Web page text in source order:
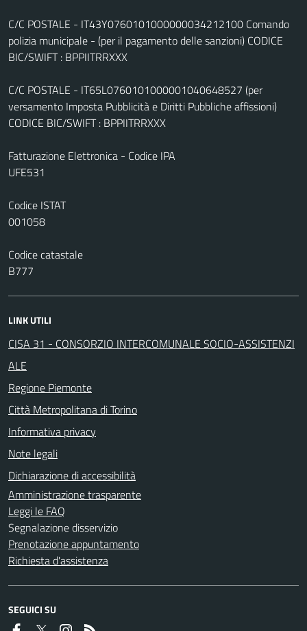
C/C POSTALE - IT43Y0760101000000034212100 Comando
polizia municipale - (per il pagamento delle sanzioni) CODICE
BIC/SWIFT : BPPIITRRXXX
C/C POSTALE - IT65L0760101000001040648527 (per
versamento Imposta Pubblicità e Diritti Pubbliche affissioni)
CODICE BIC/SWIFT : BPPIITRRXXX
Fatturazione Elettronica - Codice IPA
UFE531
Codice ISTAT
001058
Codice catastale
B777
LINK UTILI
CISA 31 - CONSORZIO INTERCOMUNALE SOCIO-ASSISTENZI
ALE
Regione Piemonte
Città Metropolitana di Torino
Informativa privacy
Note legali
Dichiarazione di accessibilità
Amministrazione trasparente
Leggi le FAQ
Segnalazione disservizio
Prenotazione appuntamento
Richiesta d'assistenza
SEGUICI SU